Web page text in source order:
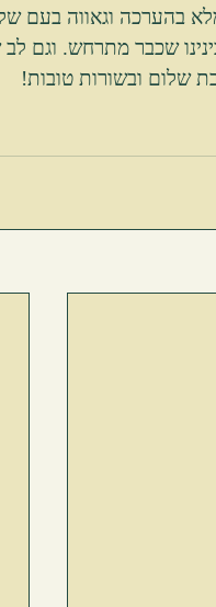
בהערכה וגאווה בעם
שכבר מתרחש. וגם
שלום ובשורות טובות!